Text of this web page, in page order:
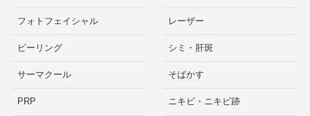
フォトフェイシャル
ピーリング
サーマクール
PRP
レーザー
シミ・肝斑
そばかす
ニキビ・ニキビ跡